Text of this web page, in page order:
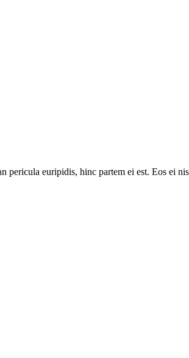
euripidis, hinc partem ei est. Eos ei